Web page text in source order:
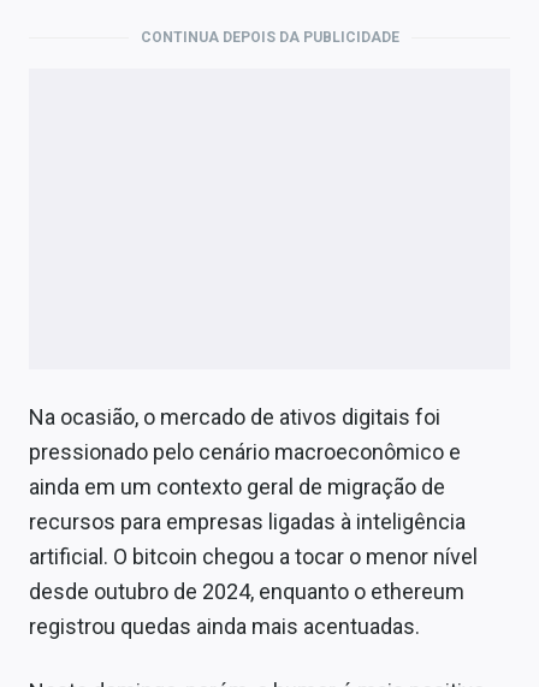
Expediente
CONTINUA DEPOIS DA PUBLICIDADE
Na ocasião, o mercado de ativos digitais foi
pressionado pelo cenário macroeconômico e
ainda em um contexto geral de migração de
recursos para empresas ligadas à inteligência
artificial. O bitcoin chegou a tocar o menor nível
desde outubro de 2024, enquanto o ethereum
registrou quedas ainda mais acentuadas.